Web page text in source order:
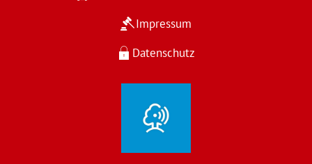
Impressum
Datenschutz